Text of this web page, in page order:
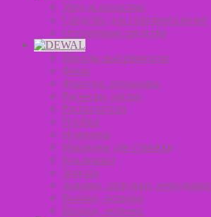
Уход за волосами
Средства для стайлинга волос
Оттеночные средства
Щипцы-выпрямители
Фены
Фартуки, пеньюары
Расчески, щетки
Распылители
Плойки
Ножницы
Машинки для стрижки
Коклюшки
Зеркала
Зажимы, шпильки, невидимки
Валики, резинки
Валики, резинки